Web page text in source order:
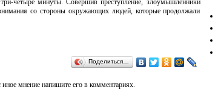
четыре минуты. Совершив преступление, злоумышленники
со стороны окружающих людей, которые продолжали
Поделиться…
мнение напишите его в комментариях.